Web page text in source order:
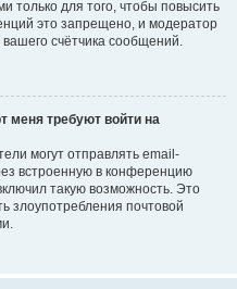
для того, чтобы повысить
это запрещено, и модератор
счётчика сообщений.
меня требуют войти на
могут отправлять email-
встроенную в конференцию
такую возможность. Это
злоупотребления почтовой